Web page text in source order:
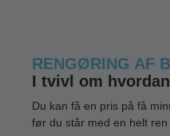
RENGØRING AF
I tvivl om
Du kan få en pris på få
før du står med en helt ren